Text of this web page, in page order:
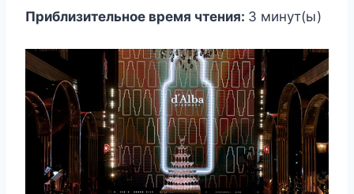
Приблизительное время чтения: 3 минут(ы)